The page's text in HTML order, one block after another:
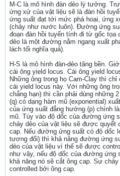
M-C là mô hình đàn dẻo lý tưởng.
ứng xử của vật liệu sẽ là đàn hồi
ứng suất đạt tới mức phá hoại, ứng
(chảy như nước luôn). Đường ứng
đoạn đàn hồi tuyến tính đi từ gốc tọa
dẻo là một đường nằm ngang xuất
lách tối nghĩa quá).
H-S là mô hình đàn-dẻo tăng bền.
cái ông yield locus. Cái ông yield
Những ông trong họ Cam-Clay thì
cái yield locus này. Với những ông
chẳng hạn) thì cần phải dùng những
(q) có dạng hàm mũ (exponential)
của ứng suất đẳng hướng (p) chính
mũ. Tùy vào độ dốc của đường ứng
chảy dẻo của vật liệu sẽ được quyết
cap. Nếu đường ứng suất có độ dốc
tương đối) thì khả năng đường ứng
dẻo của vật liệu vì thế sẽ được
như vậy, nếu độ dốc của đường ứng
khả năng nó sẽ cắt ông cap. Sự
controlled bởi ông cap.